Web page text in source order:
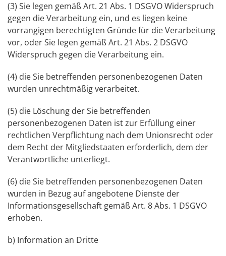
(3) Sie legen gemäß Art. 21 Abs. 1 DSGVO Widerspruch
gegen die Verarbeitung ein, und es liegen keine
vorrangigen berechtigten Gründe für die Verarbeitung
vor, oder Sie legen gemäß Art. 21 Abs. 2 DSGVO
Widerspruch gegen die Verarbeitung ein.
(4) die Sie betreffenden personenbezogenen Daten
wurden unrechtmäßig verarbeitet.
(5) die Löschung der Sie betreffenden
personenbezogenen Daten ist zur Erfüllung einer
rechtlichen Verpflichtung nach dem Unionsrecht oder
dem Recht der Mitgliedstaaten erforderlich, dem der
Verantwortliche unterliegt.
(6) die Sie betreffenden personenbezogenen Daten
wurden in Bezug auf angebotene Dienste der
Informationsgesellschaft gemäß Art. 8 Abs. 1 DSGVO
erhoben.
b) Information an Dritte